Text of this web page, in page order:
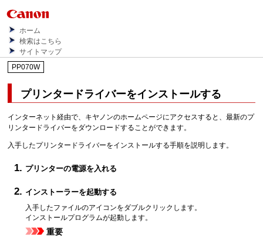
ホーム
検索はこちら
サイトマップ
PP070W
プリンタードライバーをインストールする
インターネット経由で、キヤノンのホームページにアクセスすると、最新のプ
リンタードライバーをダウンロードすることができます。
入手したプリンタードライバーをインストールする手順を説明します。
プリンターの電源を入れる
インストーラーを起動する
入手したファイルのアイコンをダブルクリックします。
インストールプログラムが起動します。
重要